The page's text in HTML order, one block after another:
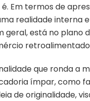
Em termos de
realidade
geral, está no
que ronda
ímpar, como
de originalidade,